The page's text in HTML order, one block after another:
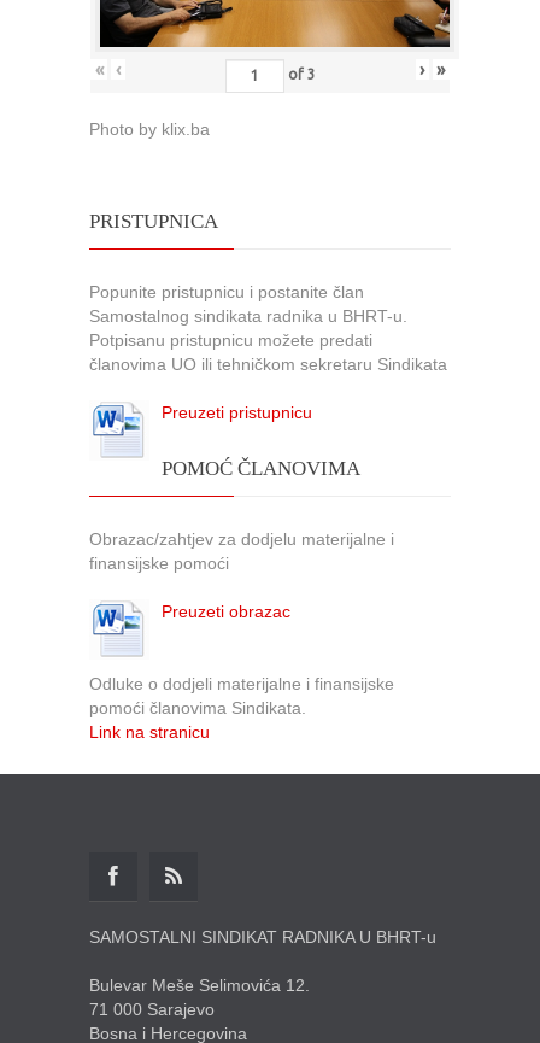
« ‹ of 3 › »
Photo by klix.ba
PRISTUPNICA
Popunite pristupnicu i postanite član
Samostalnog sindikata radnika u BHRT-u.
Potpisanu pristupnicu možete predati
članovima UO ili tehničkom sekretaru Sindikata
Preuzeti pristupnicu
POMOĆ ČLANOVIMA
Obrazac/zahtjev za dodjelu materijalne i
finansijske pomoći
Preuzeti obrazac
Odluke o dodjeli materijalne i finansijske
pomoći članovima Sindikata.
Link na stranicu
SAMOSTALNI SINDIKAT RADNIKA U BHRT-u
Bulevar Meše Selimovića 12.
71 000 Sarajevo
Bosna i Hercegovina